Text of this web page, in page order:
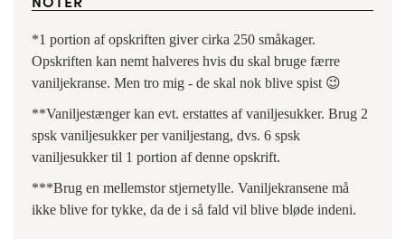
*1 portion af opskriften giver cirka 250 småkager.
Opskriften kan nemt halveres hvis du skal bruge færre
vaniljekranse. Men tro mig - de skal nok blive spist 😉
**Vaniljestænger kan evt. erstattes af vaniljesukker. Brug 2
spsk vaniljesukker per vaniljestang, dvs. 6 spsk
vaniljesukker til 1 portion af denne opskrift.
***Brug en mellemstor stjernetylle. Vaniljekransene må
ikke blive for tykke, da de i så fald vil blive bløde indeni.